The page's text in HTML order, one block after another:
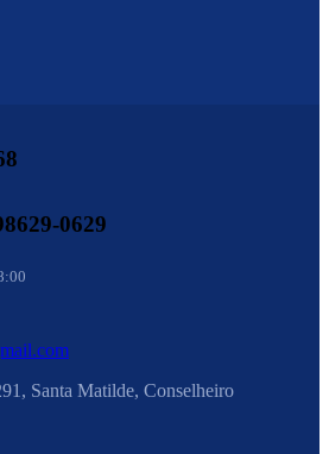
0629
Santa Matilde, Conselheiro